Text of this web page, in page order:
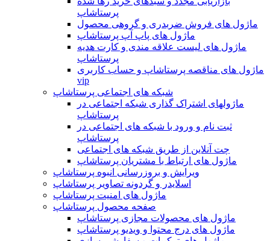
پرستاشاپ
ماژول های فروش ضربدری و گروهی محصول
ماژول های پاپ آپ پرستاشاپ
ماژول های لیست علاقه مندی و کارت هدیه
پرستاشاپ
ماژول های مناقصه پرستاشاپ و حساب کاربری
vip
شبکه های اجتماعی پرستاشاپ
ماژولهای اشتراک‌ گذاری شبکه اجتماعی در
پرستاشاپ
ثبت نام و ورود با شبکه های اجتماعی در
پرستاشاپ
چت آنلاین از طریق شبکه های اجتماعی
ماژول های ارتباط با مشتریان پرستاشاپ
ویرایش و بروزرسانی انبوه پرستاشاپ
اسلایدر و گردونه تصاویر پرستاشاپ
ماژول های امنیت پرستاشاپ
صفحه محصول پرستاشاپ
ماژول های محصولات مجازی پرستاشاپ
ماژول های درج محتوا و ویدیو پرستاشاپ